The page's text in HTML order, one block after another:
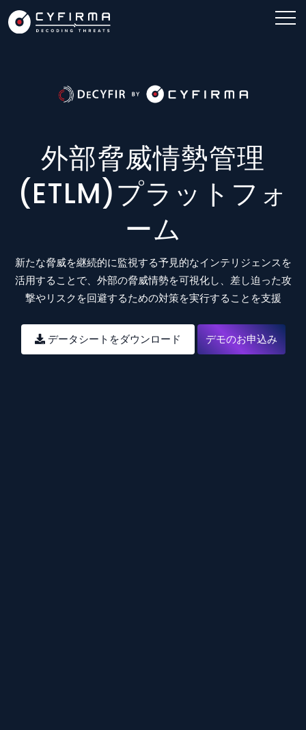
外部脅威情勢管理
(ETLM)プラットフォ
ーム
新たな脅威を継続的に監視する予見的なインテリジェンスを
活用することで、外部の脅威情勢を可視化し、差し迫った攻
撃やリスクを回避するための対策を実行することを支援
データシートをダウンロード デモのお申込み